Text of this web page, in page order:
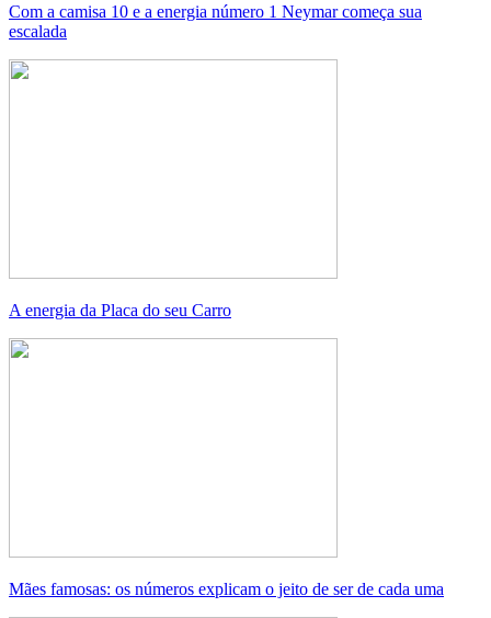
Com a camisa 10 e a energia número 1 Neymar começa sua
escalada
A energia da Placa do seu Carro
Mães famosas: os números explicam o jeito de ser de cada uma